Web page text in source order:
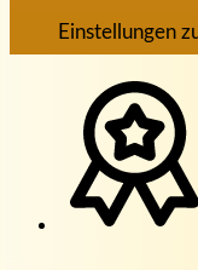
Einstellungen